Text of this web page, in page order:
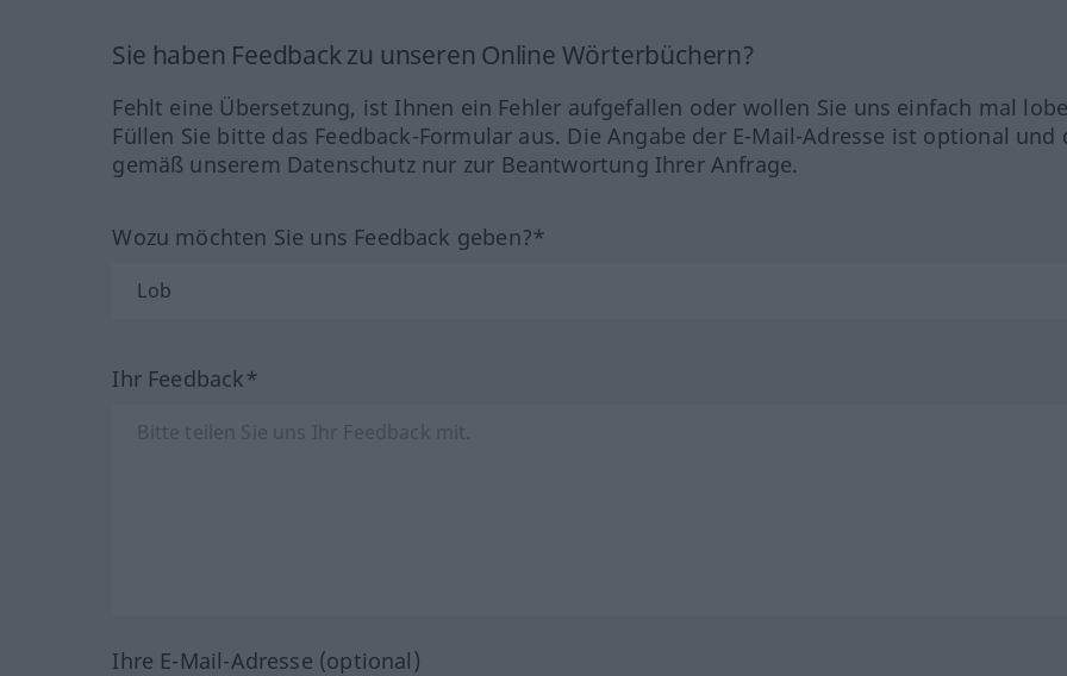
Sie haben Feedback zu unseren Online Wörterbüchern?
Fehlt eine Übersetzung, ist Ihnen ein Fehler aufgefallen oder wollen Sie uns einfach mal
Füllen Sie bitte das Feedback-Formular aus. Die Angabe der E-Mail-Adresse ist optional und
gemäß unserem Datenschutz nur zur Beantwortung Ihrer Anfrage.
Wozu möchten Sie uns Feedback geben?*
Ihr Feedback*
Ihre E-Mail-Adresse (optional)